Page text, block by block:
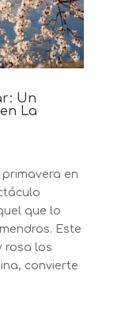
Un
La
en
que lo
Este
rosa los
convierte